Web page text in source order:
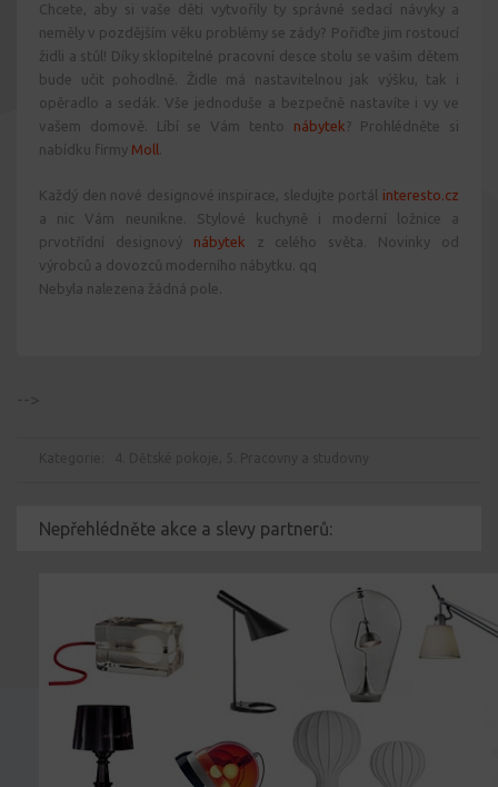
Chcete, aby si vaše děti vytvořily ty správné sedací návyky a
neměly v pozdějším věku problémy se zády? Pořiďte jim rostoucí
židli a stůl! Díky sklopitelné pracovní desce stolu se vašim dětem
bude učit pohodlně. Židle má nastavitelnou jak výšku, tak i
opěradlo a sedák. Vše jednoduše a bezpečně nastavíte i vy ve
vašem domově. Líbí se Vám tento
nábytek ? Prohlédněte si
nabídku firmy Moll
Každý den nové designové inspirace, sledujte portál interesto.cz
a nic Vám neunikne. Stylové kuchyně i moderní ložnice a
prvotřídní designový nábytek z celého světa. Novinky od
výrobců a dovozců moderního nábytku. qq
Nebyla nalezena žádná pole.
Nepřehlédněte akce a slevy partnerů: